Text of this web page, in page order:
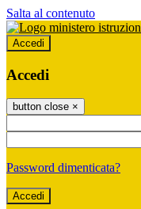
Salta al contenuto
Accedi
Accedi
button close ×
Password dimenticata?